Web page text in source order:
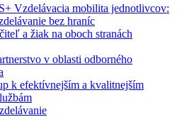
Vzdelávacia mobilita jednotlivcov:
bez hraníc
a žiak na oboch stranách
v oblasti odborného
k efektívnejším a kvalitnejším